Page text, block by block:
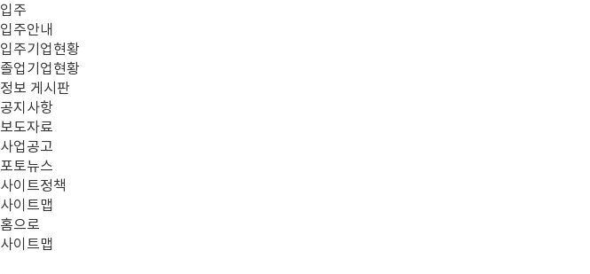
입주
입주안내
입주기업현황
졸업기업현황
정보 게시판
공지사항
보도자료
사업공고
포토뉴스
사이트정책
사이트맵
홈으로
사이트맵